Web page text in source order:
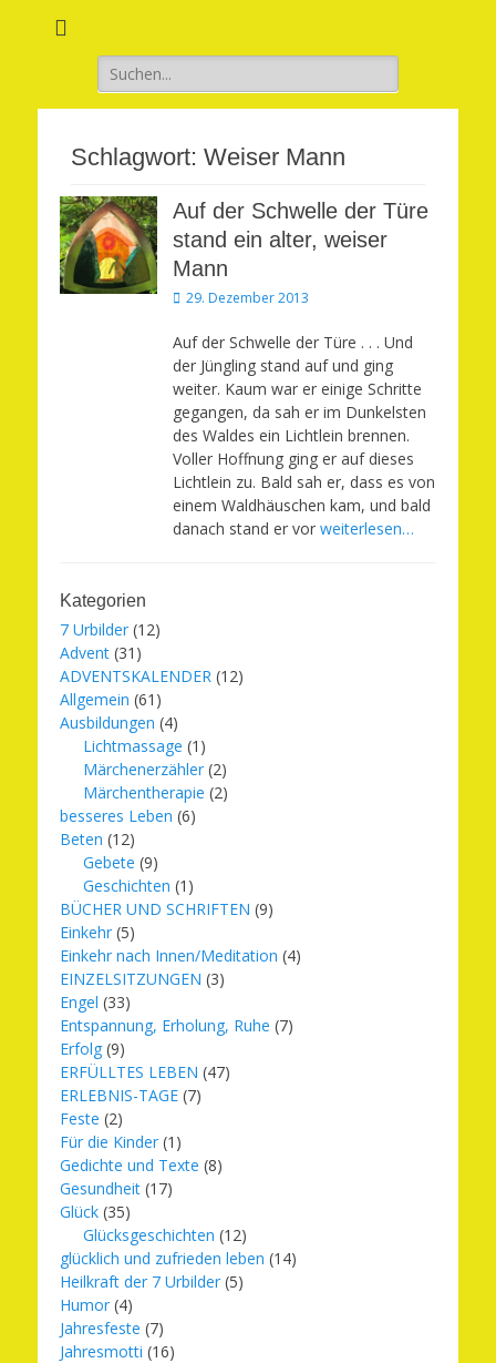
Suchen
nach:
Schlagwort: Weiser Mann
Auf der Schwelle der Türe
stand ein alter, weiser
Mann
Veröffentlicht
29. Dezember 2013
Auf der Schwelle der Türe . . . Und
der Jüngling stand auf und ging
weiter. Kaum war er einige Schritte
gegangen, da sah er im Dunkelsten
des Waldes ein Lichtlein brennen.
Voller Hoffnung ging er auf dieses
Lichtlein zu. Bald sah er, dass es von
einem Waldhäuschen kam, und bald
danach stand er vor weiterlesen…
Kategorien
7 Urbilder (12)
Advent (31)
ADVENTSKALENDER (12)
Allgemein (61)
Ausbildungen (4)
Lichtmassage (1)
Märchenerzähler (2)
Märchentherapie (2)
besseres Leben (6)
Beten (12)
Gebete (9)
Geschichten (1)
BÜCHER UND SCHRIFTEN (9)
Einkehr (5)
Einkehr nach Innen/Meditation (4)
EINZELSITZUNGEN (3)
Engel (33)
Entspannung, Erholung, Ruhe (7)
Erfolg (9)
ERFÜLLTES LEBEN (47)
ERLEBNIS-TAGE (7)
Feste (2)
Für die Kinder (1)
Gedichte und Texte (8)
Gesundheit (17)
Glück (35)
Glücksgeschichten (12)
glücklich und zufrieden leben (14)
Heilkraft der 7 Urbilder (5)
Humor (4)
Jahresfeste (7)
Jahresmotti (16)